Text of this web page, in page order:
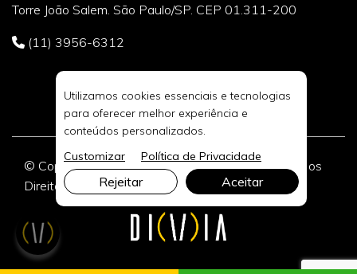
Torre João Salem. São Paulo/SP. CEP 01.311-200
(11) 3956-6312
© Copyright 2026 DIVIA Marketing Digital. Todos os
Direitos Reservados.
Utilizamos cookies essenciais e tecnologias
para oferecer melhor experiência e
conteúdos personalizados.
Customizar
Política de Privacidade
Rejeitar Aceitar